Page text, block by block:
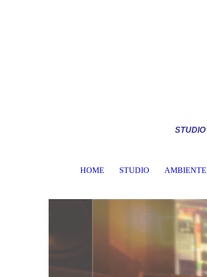
STUDIO
HOME STUDIO AMBIENTE